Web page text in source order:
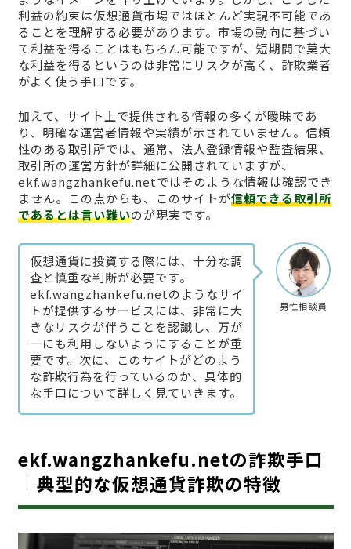
利益の約束は仮想通貨市場ではほとんど実現不可能であ
ることを理解する必要があります。市場の動向に基づい
て利益を得ることはもちろん可能ですが、短期間で莫大
な利益を得るというのは非常にリスクが高く、詐欺業者
がよく使う手口です。
加えて、サイト上で提供される情報の多くが曖昧であ
り、明確な運営者情報や実績が示されていません。信頼
性のある取引所では、通常、法人登録情報や監査結果、
取引所の運営方針が詳細に公開されていますが、
ekf.wangzhankefu.netではそのような情報は確認でき
ません。この点からも、このサイトが信頼できる取引所
であるとは言い難いのが現実です。
男性相談員
仮想通貨に投資する際には、十分な調
査と慎重な判断が必要です。
ekf.wangzhankefu.netのようなサイ
トが提供するサービスには、非常に大
きなリスクが伴うことを認識し、万が
一にも利用しないようにすることが重
要です。次に、このサイトがどのよう
な詐欺行為を行っているのか、具体的
な手口について詳しく見ていきます。
ekf.wangzhankefu.netの詐欺手口
｜典型的な仮想通貨詐欺の特徴